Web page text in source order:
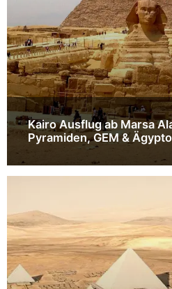
Kairo Ausflug ab Marsa
Pyramiden, GEM &